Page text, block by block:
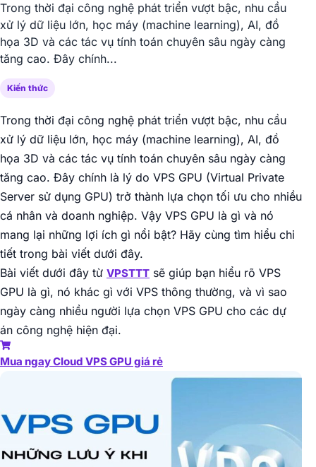
Trong thời đại công nghệ phát triển vượt bậc, nhu cầu
xử lý dữ liệu lớn, học máy (machine learning), AI, đồ
họa 3D và các tác vụ tính toán chuyên sâu ngày càng
tăng cao. Đây chính...
Kiến thức
Trong thời đại công nghệ phát triển vượt bậc, nhu cầu
xử lý dữ liệu lớn, học máy (machine learning), AI, đồ
họa 3D và các tác vụ tính toán chuyên sâu ngày càng
tăng cao. Đây chính là lý do VPS GPU (Virtual Private
Server sử dụng GPU) trở thành lựa chọn tối ưu cho nhiều
cá nhân và doanh nghiệp. Vậy VPS GPU là gì và nó
mang lại những lợi ích gì nổi bật? Hãy cùng tìm hiểu chi
tiết trong bài viết dưới đây.
Bài viết dưới đây từ VPSTTT sẽ giúp bạn hiểu rõ VPS
GPU là gì, nó khác gì với VPS thông thường, và vì sao
ngày càng nhiều người lựa chọn VPS GPU cho các dự
án công nghệ hiện đại.
Mua ngay Cloud VPS GPU giá rẻ